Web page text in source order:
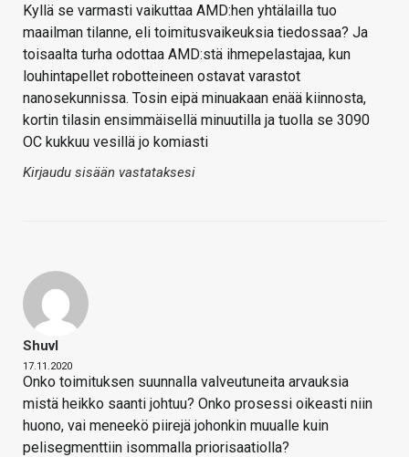
Kyllä se varmasti vaikuttaa AMD:hen yhtälailla tuo
maailman tilanne, eli toimitusvaikeuksia tiedossaa? Ja
toisaalta turha odottaa AMD:stä ihmepelastajaa, kun
louhintapellet robotteineen ostavat varastot
nanosekunnissa. Tosin eipä minuakaan enää kiinnosta,
kortin tilasin ensimmäisellä minuutilla ja tuolla se 3090
OC kukkuu vesillä jo komiasti
Kirjaudu sisään vastataksesi
Shuvl
17.11.2020
Onko toimituksen suunnalla valveutuneita arvauksia
mistä heikko saanti johtuu? Onko prosessi oikeasti niin
huono, vai meneekö piirejä johonkin muualle kuin
pelisegmenttiin isommalla priorisaatiolla?